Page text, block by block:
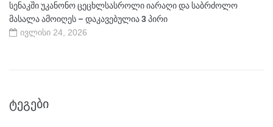
სენაკში უკანონო ცეცხლსასროლი იარაღი და საბრძოლო
მასალა ამოიღეს – დაკავებულია 3 პირი
ივლისი 24, 2026
ᲢᲔᲒᲔᲑᲘ